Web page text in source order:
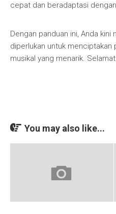
cepat dan beradaptasi
Dengan panduan ini, Anda
diperlukan untuk menciptakan
musikal yang menarik.
You may also like...